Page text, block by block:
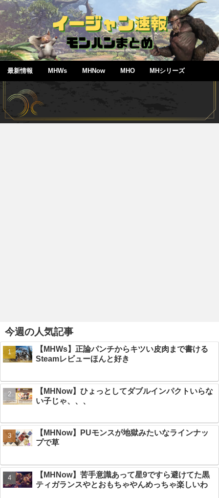
最新情報 MHWs MHNow MHO MHシリーズ
今週の人気記事
【MHWs】正論パンチからキツい皮肉まで書ける
Steamレビューほんと好き
【MHNow】ひょっとしてダブルインパクトいらな
い子じゃ、、、
【MHNow】PUモンスが地獄みたいなラインナッ
プで草
【MHNow】苦手意識あって星9ですら避けてた黒
ティガランスやとおもちゃやんめっちゃ楽しいわ